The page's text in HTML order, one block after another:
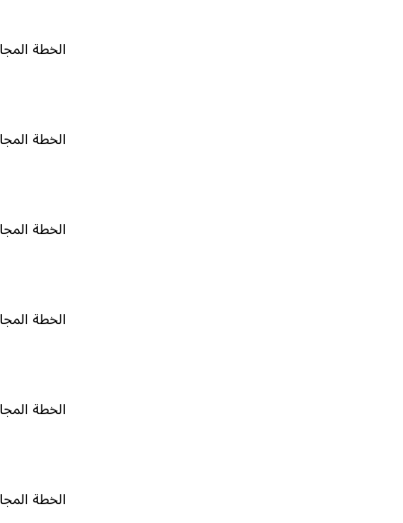
الخطة المجانية ٠
الخطة المجانية ٠
الخطة المجانية ٠
الخطة المجانية ٠
الخطة المجانية ٠
الخطة المجانية ٠